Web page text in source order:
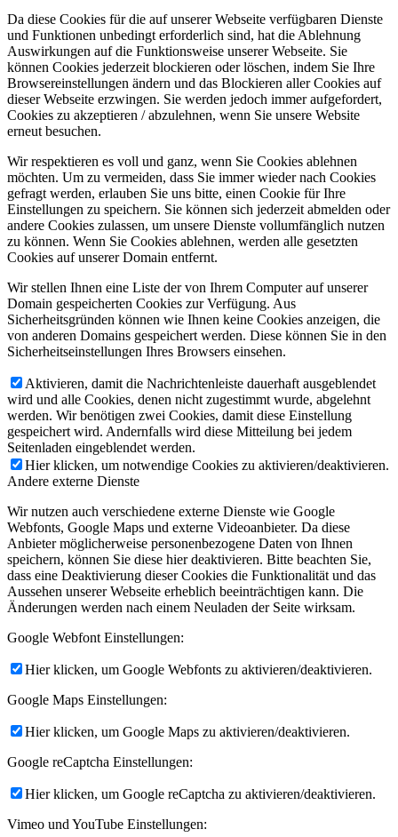
Da diese Cookies für die auf unserer Webseite verfügbaren Dienste
und Funktionen unbedingt erforderlich sind, hat die Ablehnung
Auswirkungen auf die Funktionsweise unserer Webseite. Sie
können Cookies jederzeit blockieren oder löschen, indem Sie Ihre
Browsereinstellungen ändern und das Blockieren aller Cookies auf
dieser Webseite erzwingen. Sie werden jedoch immer aufgefordert,
Cookies zu akzeptieren / abzulehnen, wenn Sie unsere Website
erneut besuchen.
Wir respektieren es voll und ganz, wenn Sie Cookies ablehnen
möchten. Um zu vermeiden, dass Sie immer wieder nach Cookies
gefragt werden, erlauben Sie uns bitte, einen Cookie für Ihre
Einstellungen zu speichern. Sie können sich jederzeit abmelden oder
andere Cookies zulassen, um unsere Dienste vollumfänglich nutzen
zu können. Wenn Sie Cookies ablehnen, werden alle gesetzten
Cookies auf unserer Domain entfernt.
Wir stellen Ihnen eine Liste der von Ihrem Computer auf unserer
Domain gespeicherten Cookies zur Verfügung. Aus
Sicherheitsgründen können wie Ihnen keine Cookies anzeigen, die
von anderen Domains gespeichert werden. Diese können Sie in den
Sicherheitseinstellungen Ihres Browsers einsehen.
Aktivieren, damit die Nachrichtenleiste dauerhaft ausgeblendet
wird und alle Cookies, denen nicht zugestimmt wurde, abgelehnt
werden. Wir benötigen zwei Cookies, damit diese Einstellung
gespeichert wird. Andernfalls wird diese Mitteilung bei jedem
Seitenladen eingeblendet werden.
Hier klicken, um notwendige Cookies zu aktivieren/deaktivieren.
Andere externe Dienste
Wir nutzen auch verschiedene externe Dienste wie Google
Webfonts, Google Maps und externe Videoanbieter. Da diese
Anbieter möglicherweise personenbezogene Daten von Ihnen
speichern, können Sie diese hier deaktivieren. Bitte beachten Sie,
dass eine Deaktivierung dieser Cookies die Funktionalität und das
Aussehen unserer Webseite erheblich beeinträchtigen kann. Die
Änderungen werden nach einem Neuladen der Seite wirksam.
Google Webfont Einstellungen:
Hier klicken, um Google Webfonts zu aktivieren/deaktivieren.
Google Maps Einstellungen:
Hier klicken, um Google Maps zu aktivieren/deaktivieren.
Google reCaptcha Einstellungen:
Hier klicken, um Google reCaptcha zu aktivieren/deaktivieren.
Vimeo und YouTube Einstellungen: